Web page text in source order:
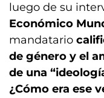
luego de su
Económico
mandatario
de género y el
de una
¿Cómo era ese